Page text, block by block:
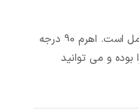
حداکثر وزن لوازم خانگی قابل استفاده توسط گجت آسان بر 200 کیلوگرم است که به این معنی است که اکثر آن ها توسط آن قابل حمل است. اهرم 90 درجه
بوده و می توانید